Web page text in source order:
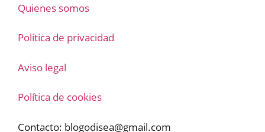
Quienes somos
Política de privacidad
Aviso legal
Política de cookies
Contacto: blogodisea@gmail.com